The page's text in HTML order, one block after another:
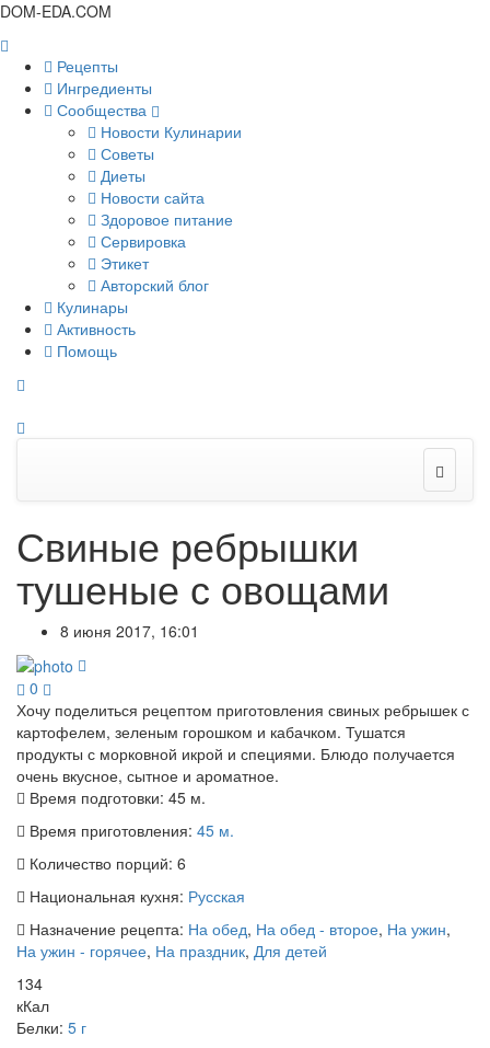
DOM-EDA.COM
Рецепты
Ингредиенты
Сообщества
Новости Кулинарии
Советы
Диеты
Новости сайта
Здоровое питание
Сервировка
Этикет
Авторский блог
Кулинары
Активность
Помощь
Свиные ребрышки
тушеные с овощами
8 июня 2017, 16:01
0
Хочу поделиться рецептом приготовления свиных ребрышек с
картофелем, зеленым горошком и кабачком. Тушатся
продукты с морковной икрой и специями. Блюдо получается
очень вкусное, сытное и ароматное.
Время подготовки: 45 м.
Время приготовления: 45 м.
Количество порций: 6
Национальная кухня: Русская
Назначение рецепта: На обед, На обед - второе, На ужин,
На ужин - горячее, На праздник, Для детей
134
кКал
Белки: 5 г